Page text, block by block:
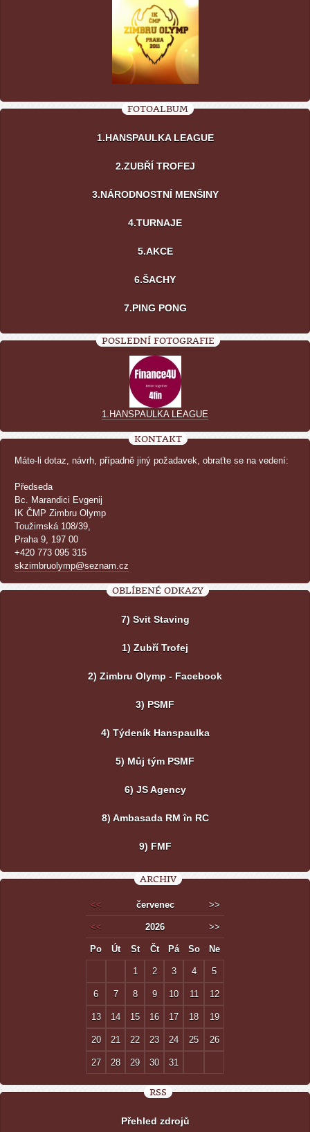
FOTOALBUM
1.HANSPAULKA LEAGUE
2.ZUBŘÍ TROFEJ
3.NÁRODNOSTNÍ MENŠINY
4.TURNAJE
5.AKCE
6.ŠACHY
7.PING PONG
POSLEDNÍ FOTOGRAFIE
1.HANSPAULKA LEAGUE
KONTAKT
Máte-li dotaz, návrh, případně jiný požadavek, obraťte se na vedení:
Předseda
Bc. Marandici Evgenij
IK ČMP Zimbru Olymp
Toužimská 108/39,
Praha 9, 197 00
+420 773 095 315
skzimbruolymp@seznam.cz
OBLÍBENÉ ODKAZY
7) Svit Staving
1) Zubří Trofej
2) Zimbru Olymp - Facebook
3) PSMF
4) Týdeník Hanspaulka
5) Můj tým PSMF
6) JS Agency
8) Ambasada RM în RC
9) FMF
ARCHIV
<< červenec >>
<< 2026 >>
Po Út St Čt Pá So Ne
1 2 3 4 5
6 7 8 9 10 11 12
13 14 15 16 17 18 19
20 21 22 23 24 25 26
27 28 29 30 31
RSS
Přehled zdrojů